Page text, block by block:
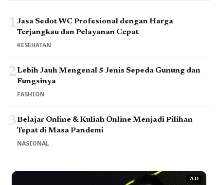
1Jasa Sedot WC Profesional dengan Harga
Terjangkau dan Pelayanan Cepat
KESEHATAN
2Lebih Jauh Mengenal 5 Jenis Sepeda Gunung dan
Fungsinya
FASHION
3Belajar Online & Kuliah Online Menjadi Pilihan
Tepat di Masa Pandemi
NASIONAL
AD